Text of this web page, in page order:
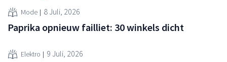
Mode 8 Juli, 2026
Paprika opnieuw failliet: 30 winkels dicht
Elektro 9 Juli, 2026